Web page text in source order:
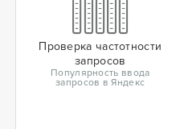
Проверка частотности
запросов
Популярность ввода
запросов в Яндекс